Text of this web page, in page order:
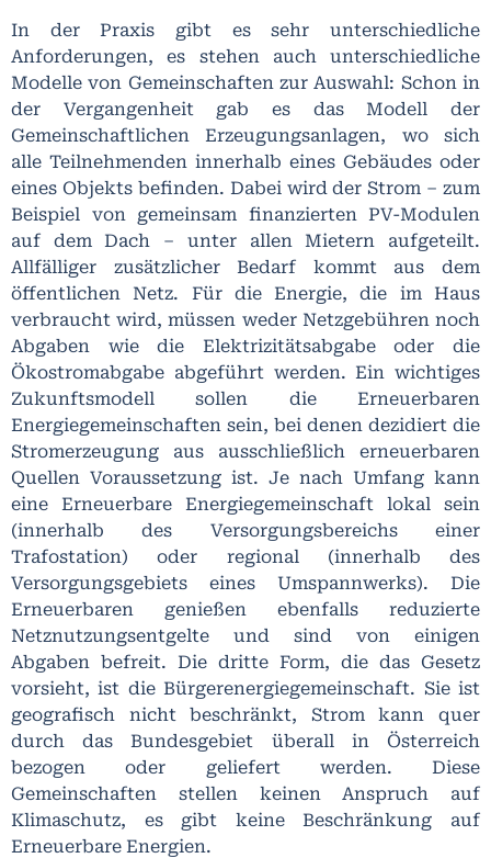
In der Praxis gibt es sehr unterschiedliche
Anforderungen, es stehen auch unterschiedliche
Modelle von Gemeinschaften zur Auswahl: Schon in
der Vergangenheit gab es das Modell der
Gemeinschaftlichen Erzeugungsanlagen, wo sich
alle Teilnehmenden innerhalb eines Gebäudes oder
eines Objekts befinden. Dabei wird der Strom – zum
Beispiel von gemeinsam finanzierten PV-Modulen
auf dem Dach – unter allen Mietern aufgeteilt.
Allfälliger zusätzlicher Bedarf kommt aus dem
öffentlichen Netz. Für die Energie, die im Haus
verbraucht wird, müssen weder Netzgebühren noch
Abgaben wie die Elektrizitätsabgabe oder die
Ökostromabgabe abgeführt werden. Ein wichtiges
Zukunftsmodell sollen die Erneuerbaren
Energiegemeinschaften sein, bei denen dezidiert die
Stromerzeugung aus ausschließlich erneuerbaren
Quellen Voraussetzung ist. Je nach Umfang kann
eine Erneuerbare Energiegemeinschaft lokal sein
(innerhalb des Versorgungsbereichs einer
Trafostation) oder regional (innerhalb des
Versorgungsgebiets eines Umspannwerks). Die
Erneuerbaren genießen ebenfalls reduzierte
Netznutzungsentgelte und sind von einigen
Abgaben befreit. Die dritte Form, die das Gesetz
vorsieht, ist die Bürgerenergiegemeinschaft. Sie ist
geografisch nicht beschränkt, Strom kann quer
durch das Bundesgebiet überall in Österreich
bezogen oder geliefert werden. Diese
Gemeinschaften stellen keinen Anspruch auf
Klimaschutz, es gibt keine Beschränkung auf
Erneuerbare Energien.